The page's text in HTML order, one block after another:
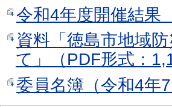
令和4年度開催結果
資料「徳島市地域
て」（PDF形式：
委員名簿（令和4年